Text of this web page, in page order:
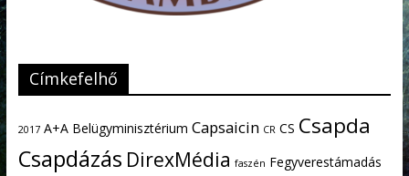
Címkefelhő
2017 A+A Belügyminisztérium Capsaicin CR CS Csapda
Csapdázás DirexMédia faszén Fegyverestámadás